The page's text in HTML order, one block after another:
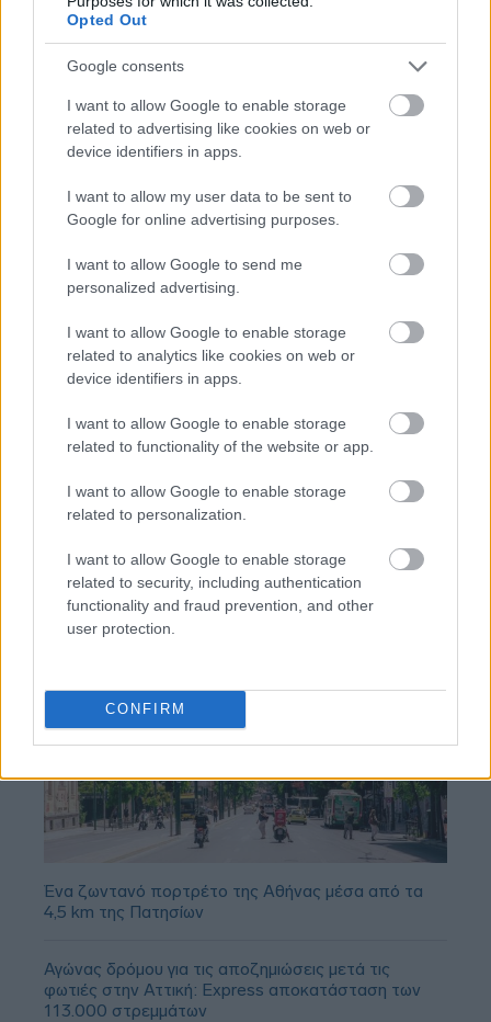
Opted Out
Google consents
I want to allow Google to enable storage
related to advertising like cookies on web or
device identifiers in apps.
I want to allow my user data to be sent to
Google for online advertising purposes.
I want to allow Google to send me
personalized advertising.
I want to allow Google to enable storage
related to analytics like cookies on web or
device identifiers in apps.
I want to allow Google to enable storage
related to functionality of the website or app.
I want to allow Google to enable storage
related to personalization.
I want to allow Google to enable storage
related to security, including authentication
functionality and fraud prevention, and other
user protection.
CONFIRM
ΣΕΦ: Επαναπροκηρύσσεται η ενεργειακή
αναβάθμιση - Γιατί ακυρώθηκε ο πρώτος
διαγωνισμός
εμπιστεύτηκε ο Βαγγέλης Μαρινάκης
Μάριους Κράιγκερ Λιντ: Ο ποδοσφαιριστής που
παίζει στο Conference χωρίς δεξί χέρι (vid)!
Ένα ζωντανό πορτρέτο της Αθήνας μέσα από τα
4,5 km της Πατησίων
Αγώνας δρόμου για τις αποζημιώσεις μετά τις
φωτιές στην Αττική: Express αποκατάσταση των
113.000 στρεμμάτων